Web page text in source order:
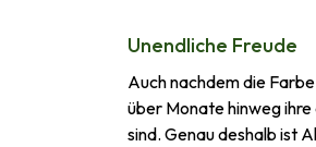
Unendliche Freude
Auch nachdem die
über Monate hinweg
sind. Genau deshalb ist